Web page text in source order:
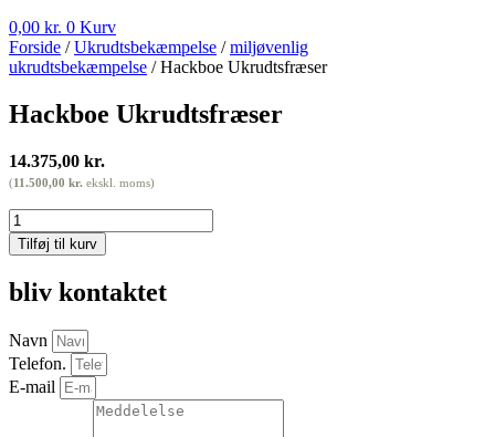
0,00 kr. 0 Kurv
Forside /Ukrudtsbekæmpelse /miljøvenlig
ukrudtsbekæmpelse / Hackboe Ukrudtsfræser
Hackboe Ukrudtsfræser
14.375,00 kr.
(11.500,00 kr. ekskl. moms)
Hackboe
Ukrudtsfræser
antal
Tilføj til kurv
bliv kontaktet
Navn
Telefon.
E-mail